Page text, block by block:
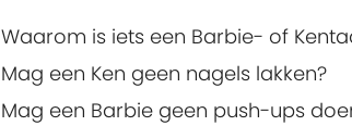
Waarom is iets een Barbie- of
Mag een Ken geen nagels lakken?
Mag een Barbie geen push-ups